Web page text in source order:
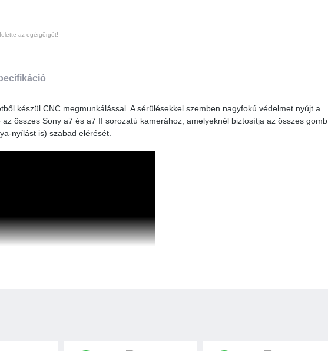
az egérgörgőt!
készül CNC megmunkálással. A sérülésekkel szemben nagyfokú védelmet nyújt a
összes Sony a7 és a7 II sorozatú kamerához, amelyeknél biztosítja az összes gomb
nyílást is) szabad elérését.